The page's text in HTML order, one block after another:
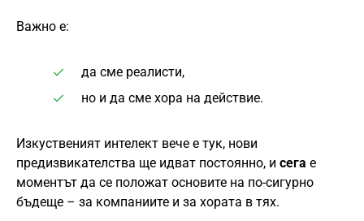
Важно е:
да сме реалисти,
но и да сме хора на действие.
Изкуственият интелект вече е тук, нови
предизвикателства ще идват постоянно, и сега е
моментът да се положат основите на по-сигурно
бъдеще – за компаниите и за хората в тях.